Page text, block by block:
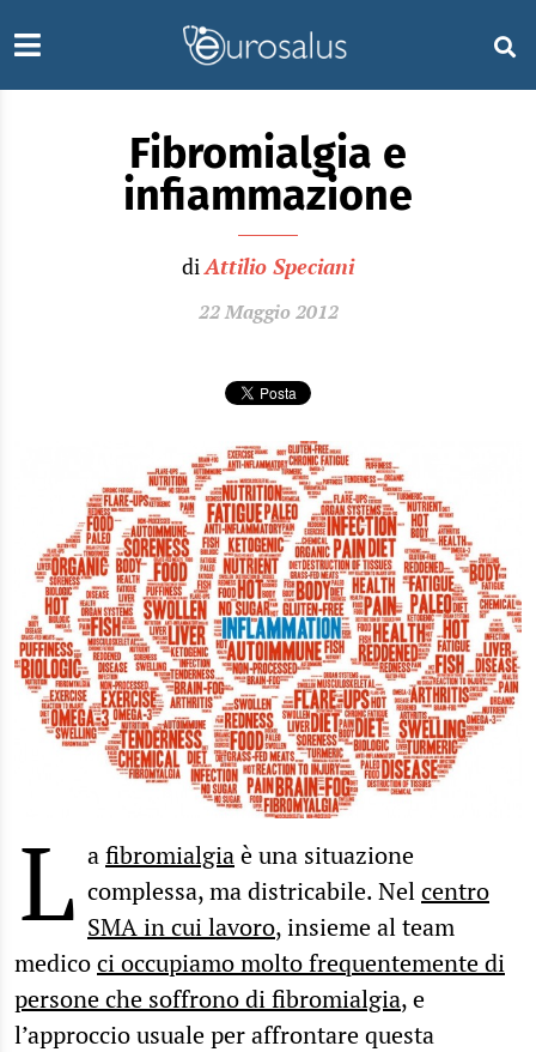
Fibromialgia e
infiammazione
diAttilio Speciani
22 Maggio 2012
L afibromialgiaè una situazione
complessa, ma districabile. Nelcentro
SMA in cui lavoro, insieme al team
medicoci occupiamo molto frequentemente di
persone che soffrono di fibromialgia, e
l’approccio usuale per affrontare questa